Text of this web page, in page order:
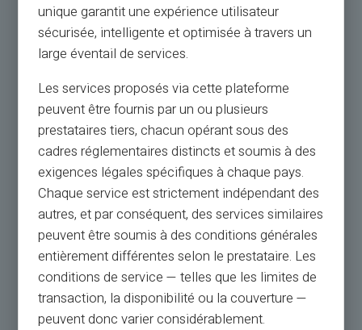
unique garantit une expérience utilisateur
sécurisée, intelligente et optimisée à travers un
large éventail de services.
Les services proposés via cette plateforme
peuvent être fournis par un ou plusieurs
prestataires tiers, chacun opérant sous des
cadres réglementaires distincts et soumis à des
exigences légales spécifiques à chaque pays.
Chaque service est strictement indépendant des
autres, et par conséquent, des services similaires
peuvent être soumis à des conditions générales
entièrement différentes selon le prestataire. Les
conditions de service — telles que les limites de
transaction, la disponibilité ou la couverture —
peuvent donc varier considérablement.